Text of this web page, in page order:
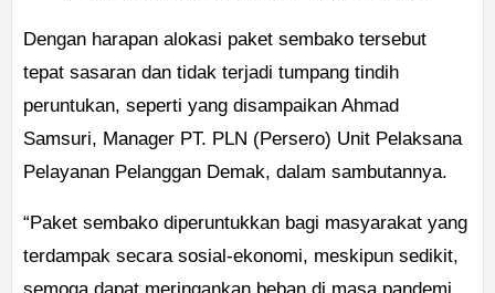
Dengan harapan alokasi paket sembako tersebut
tepat sasaran dan tidak terjadi tumpang tindih
peruntukan, seperti yang disampaikan Ahmad
Samsuri, Manager PT. PLN (Persero) Unit Pelaksana
Pelayanan Pelanggan Demak, dalam sambutannya.
“Paket sembako diperuntukkan bagi masyarakat yang
terdampak secara sosial-ekonomi, meskipun sedikit,